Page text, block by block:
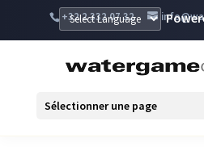
+32 2 332 07 32
Sélectionner une page